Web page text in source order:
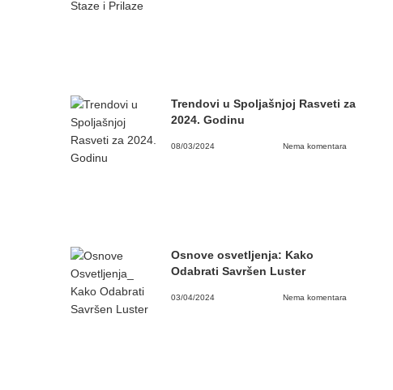
Trendovi u Spoljašnjoj Rasveti za
2024. Godinu
08/03/2024 Nema komentara
Osnove osvetljenja: Kako
Odabrati Savršen Luster
03/04/2024 Nema komentara